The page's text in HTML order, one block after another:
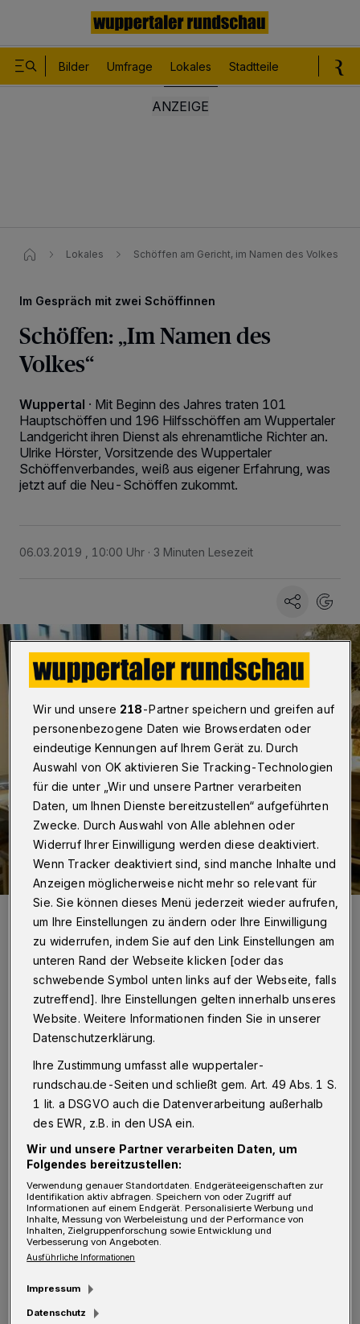
Bilder Umfrage Lokales Stadtteile
Lokales Schöffen am Gericht, im Namen des Volkes
Im Gespräch mit zwei Schöffinnen
Schöffen: „Im Namen des
Volkes“
Wuppertal · Mit Beginn des Jahres traten 101
Hauptschöffen und 196 Hilfsschöffen am Wuppertaler
Landgericht ihren Dienst als ehrenamtliche Richter an.
Ulrike Hörster, Vorsitzende des Wuppertaler
Schöffenverbandes, weiß aus eigener Erfahrung, was
jetzt auf die Neu-Schöffen zukommt.
06.03.2019 , 10:00 Uhr 3 Minuten Lesezeit
Nach zwei Amtsperioden als Schöffin hatte Ulrike Hörster keine
Lust mehr, über das Leben anderer Menschen zu richten. Als
Vorsitzende der Regionalgruppe der Wuppertaler Schöffen ist sie
trotzdem weiterhin aktiv.
Foto: Rundschau
Von Hannah Florian
E ine der neu gewählten Schöffen ist Tanja
Hoffmann, 47 Jahre alt, studierte
Bauingenieurin. Der Wunsch, fünf Jahre lang
als ehrenamtliche Richterin zu urteilen, liegt
für sie im deutschen Prozessrecht begründet:
Im Namen des Volkes ergehen in Deutschland
Beschlüsse und Urteile. Tanja Hoffmann ist
ein Teil des Volkes. Sie sieht es als ihre Pflicht,
sich aktiv in die Rechtsprechung einzubringen.
Wir und unsere 218-Partner speichern und greifen auf
personenbezogene Daten wie Browserdaten oder
eindeutige Kennungen auf Ihrem Gerät zu. Durch
Auswahl von OK aktivieren Sie Tracking-Technologien
für die unter „Wir und unsere Partner verarbeiten
Daten, um Ihnen Dienste bereitzustellen“ aufgeführten
Zwecke. Durch Auswahl von Alle ablehnen oder
Widerruf Ihrer Einwilligung werden diese deaktiviert.
Wenn Tracker deaktiviert sind, sind manche Inhalte und
Anzeigen möglicherweise nicht mehr so relevant für
Sie. Sie können dieses Menü jederzeit wieder aufrufen,
um Ihre Einstellungen zu ändern oder Ihre Einwilligung
zu widerrufen, indem Sie auf den Link Einstellungen am
unteren Rand der Webseite klicken [oder das
schwebende Symbol unten links auf der Webseite, falls
zutreffend]. Ihre Einstellungen gelten innerhalb unseres
Website. Weitere Informationen finden Sie in unserer
Datenschutzerklärung.
Ihre Zustimmung umfasst alle wuppertaler-
rundschau.de-Seiten und schließt gem. Art. 49 Abs. 1 S.
1 lit. a DSGVO auch die Datenverarbeitung außerhalb
des EWR, z.B. in den USA ein.
Wir und unsere Partner verarbeiten Daten, um
Folgendes bereitzustellen:
Verwendung genauer Standortdaten. Endgeräteeigenschaften zur
Identifikation aktiv abfragen. Speichern von oder Zugriff auf
Informationen auf einem Endgerät. Personalisierte Werbung und
Inhalte, Messung von Werbeleistung und der Performance von
Inhalten, Zielgruppenforschung sowie Entwicklung und
Verbesserung von Angeboten.
Ausführliche Informationen
Impressum
Datenschutz